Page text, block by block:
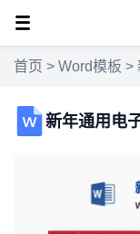
首页 > Word模板 >
新年通用电